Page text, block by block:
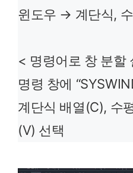
윈도우 → 계단식,
< 명령어로 창 분할
명령 창에
계단식 배열(C), 수
(V) 선택